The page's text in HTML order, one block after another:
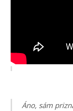
Áno, sám